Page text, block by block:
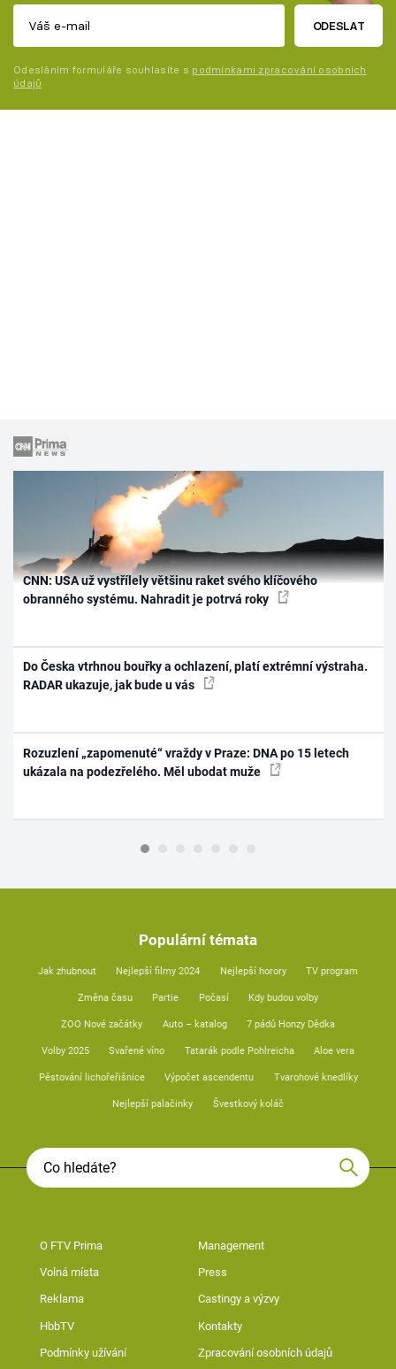
ODESLAT
Odesláním formuláře souhlasíte s podmínkami zpracování osobních
údajů
CNN: USA už vystřílely většinu raket svého klíčového
obranného systému. Nahradit je potrvá roky
Do Česka vtrhnou bouřky a ochlazení, platí extrémní výstraha.
RADAR ukazuje, jak bude u vás
Rozuzlení „zapomenuté“ vraždy v Praze: DNA po 15 letech
ukázala na podezřelého. Měl ubodat muže
Populární témata
Jak zhubnout Nejlepší filmy 2024 Nejlepší horory TV program
Změna času Partie Počasí Kdy budou volby
ZOO Nové začátky Auto – katalog 7 pádů Honzy Dědka
Volby 2025 Svařené víno Tatarák podle Pohlreicha Aloe vera
Pěstování lichořeřišnice Výpočet ascendentu Tvarohové knedlíky
Nejlepší palačinky Švestkový koláč
O FTV Prima Management
Volná místa Press
Reklama Castingy a výzvy
HbbTV Kontakty
Podmínky užívání Zpracování osobních údajů